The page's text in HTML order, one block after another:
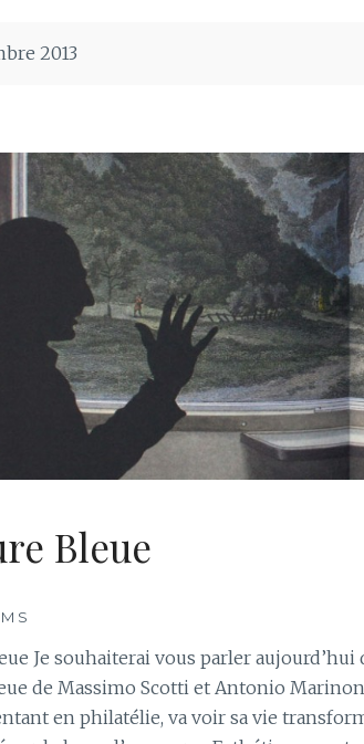
2013
Bleue
Je souhaiterai vous parler
de Massimo Scotti et Antonio
en philatélie, va voir sa vie